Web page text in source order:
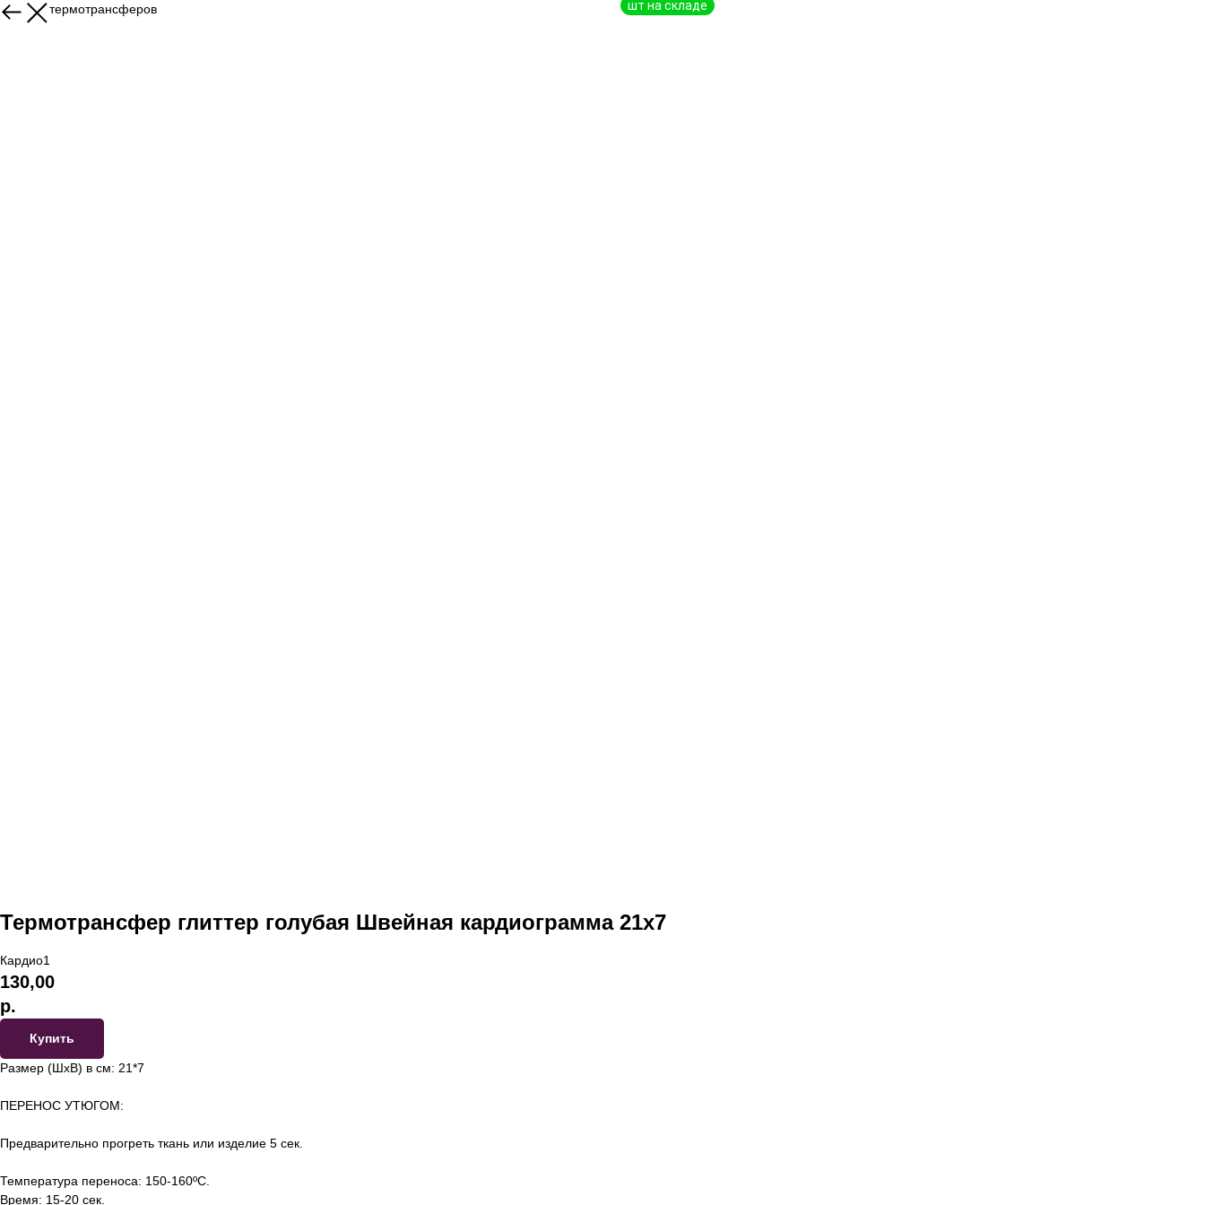
Каталог термотрансферов
Термотрансфер глиттер голубая Швейная кардиограмма 21х7
Кардио1
130,00
р.
Купить
Размер (ШхВ) в см: 21*7
ПЕРЕНОС УТЮГОМ:
Предварительно прогреть ткань или изделие 5 сек.
Температура переноса: 150-160ºС.
Время: 15-20 сек.